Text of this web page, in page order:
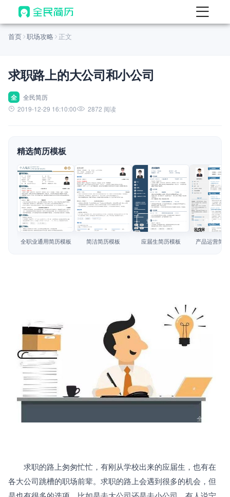
首页
AI 生成简历
AI 优化简历
AI 翻译简历
AI 模拟面试
面试自我介绍
AI 职场工具 New
简历模板
简历教程
首页 职场攻略 正文
求职路上的大公司和小公司
全
全民简历
2019-12-29 16:10:00
2872 阅读
精选简历模板
查看模板
全职业通用简历模板
查看模板
简洁简历模板
查看模板
应届生简历模板
查看模板
产品运营简
求职的路上匆匆忙忙，有刚从学校出来的应届生，也有在
各大公司跳槽的职场前辈。求职的路上会遇到很多的机会，但